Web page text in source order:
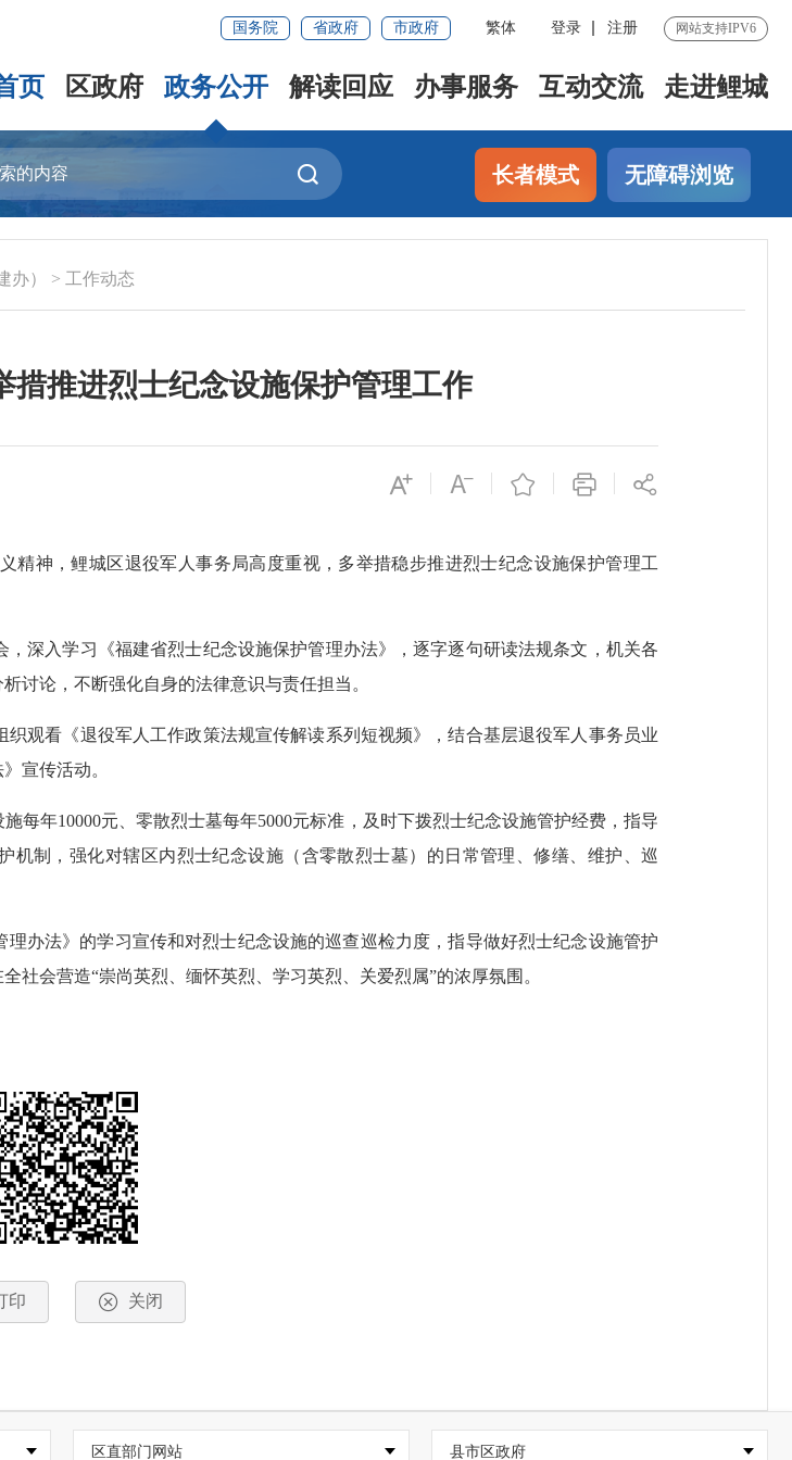
国务院 省政府 市政府 繁体 登录 注册 网站支持IPV6
页 区政府 政务公开 解读回应 办事服务 互动交流 走进鲤城
长者模式 无障碍浏览
办） > 工作动态
措推进烈士纪念设施保护管理工作
神，鲤城区退役军人事务局高度重视，多举措稳步推进烈士纪念设施保护管理工
入学习《福建省烈士纪念设施保护管理办法》，逐字逐句研读法规条文，机关各
讨论，不断强化自身的法律意识与责任担当。
看《退役军人工作政策法规宣传解读系列短视频》，结合基层退役军人事务员业
宣传活动。
年10000元、零散烈士墓每年5000元标准，及时下拨烈士纪念设施管护经费，指导
机制，强化对辖区内烈士纪念设施（含零散烈士墓）的日常管理、修缮、维护、巡
法》的学习宣传和对烈士纪念设施的巡查巡检力度，指导做好烈士纪念设施管护
会营造“崇尚英烈、缅怀英烈、学习英烈、关爱烈属”的浓厚氛围。
印 关闭
区直部门网站 县市区政府